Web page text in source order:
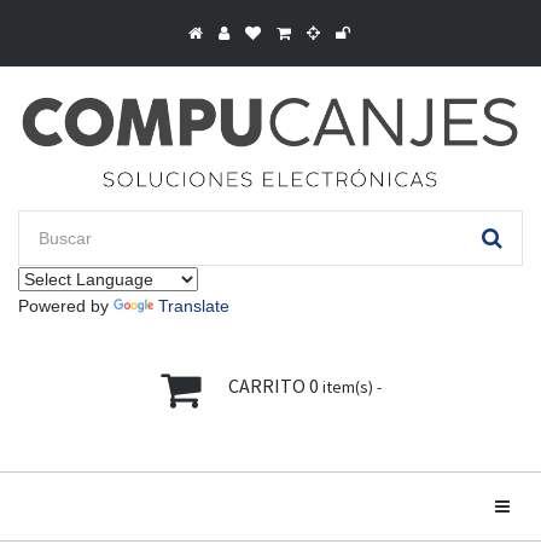
Powered by Translate
CARRITO 0 item(s) -